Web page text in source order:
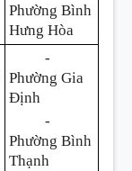
Phường Bình
Hưng Hòa
-
Phường Gia
Định
-
Phường Bình
Thạnh